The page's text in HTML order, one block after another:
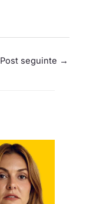
Post seguinte →